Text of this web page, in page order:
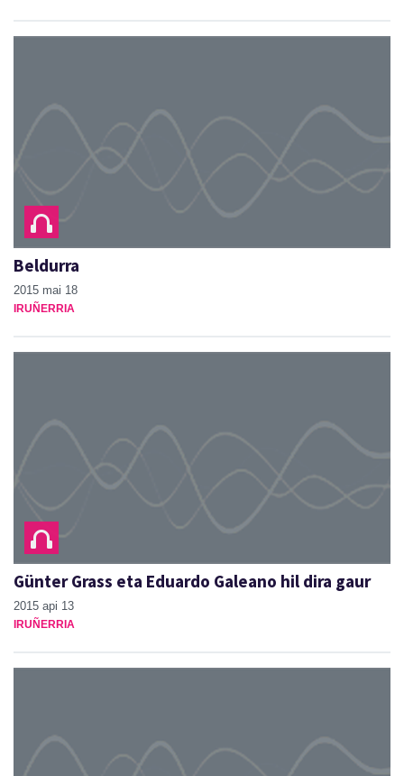
Beldurra
2015 mai 18
IRUÑERRIA
Günter Grass eta Eduardo Galeano hil dira gaur
2015 api 13
IRUÑERRIA